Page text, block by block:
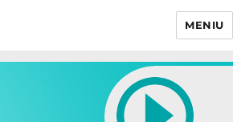
MENIU